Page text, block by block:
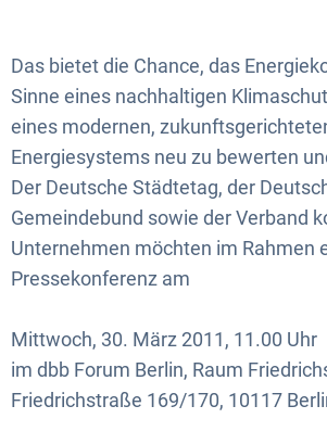
Das bietet die Chance, das
Sinne eines nachhaltigen
eines modernen,
Energiesystems neu zu bewerten
Der Deutsche Städtetag, der
Gemeindebund sowie der Verband
Unternehmen möchten im Rahmen
Pressekonferenz am
Mittwoch, 30. März 2011, 11.00 Uhr
im dbb Forum Berlin, Raum
Friedrichstraße 169/170, 10117